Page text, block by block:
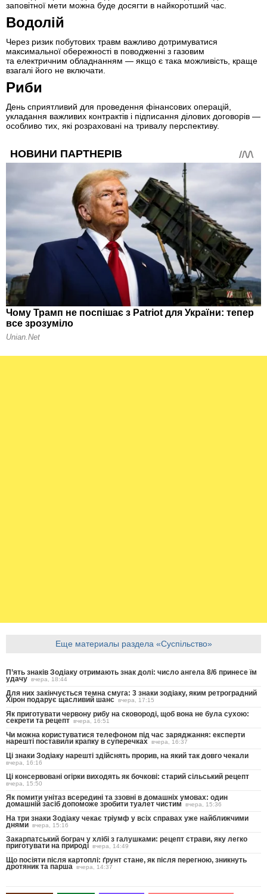
заповітної мети можна буде досягти в найкоротший час.
Водолій
Через ризик побутових травм важливо дотримуватися
максимальної обережності в поводженні з газовим
та електричним обладнанням — якщо є така можливість, краще
взагалі його не включати.
Риби
День сприятливий для проведення фінансових операцій,
укладання важливих контрактів і підписання ділових договорів —
особливо тих, які розраховані на тривалу перспективу.
Еще материалы раздела «Суспільство»
П’ять знаків Зодіаку отримають знак долі: число ангела 8/6 принесе їм
удачу вчера, 18:44
Для них закінчується темна смуга: 3 знаки зодіаку, яким ретроградний
Хірон подарує щасливий шанс вчера, 17:15
Як приготувати червону рибу на сковороді, щоб вона не була сухою:
секрети та рецепт вчера, 16:51
Чи можна користуватися телефоном під час заряджання: експерти
нарешті поставили крапку в суперечках вчера, 16:37
Ці знаки Зодіаку нарешті здійснять прорив, на який так довго чекали
вчера, 16:16
Ці консервовані огірки виходять як бочкові: старий сільський рецепт
вчера, 15:50
Як помити унітаз всередині та ззовні в домашніх умовах: один
домашній засіб допоможе зробити туалет чистим вчера, 15:36
На три знаки Зодіаку чекає тріумф у всіх справах уже найближчими
днями вчера, 15:16
Закарпатський бограч у хлібі з галушками: рецепт страви, яку легко
приготувати на природі вчера, 14:49
Що посіяти після картоплі: ґрунт стане, як після перегною, зникнуть
дротяник та парша вчера, 14:37